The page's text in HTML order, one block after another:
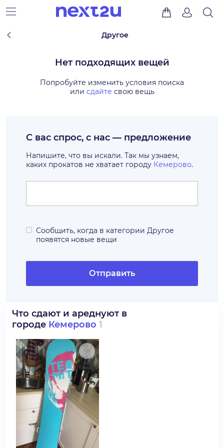
Другое
Нет подходящих вещей
Попробуйте изменить условия поиска
или сдайте свою вещь
С вас спрос, с нас — предложение
Напишите, что вы искали. Так мы узнаем,
каких прокатов не хватает городу Кемерово.
Сообщить, когда в категории Другое
появятся новые вещи
Отправить
Что сдают и ареднуют в
городе Кемерово 1